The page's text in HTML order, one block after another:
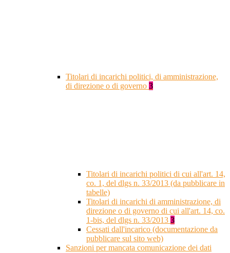
Titolari di incarichi politici, di amministrazione,
di direzione o di governo 3
Titolari di incarichi politici di cui all'art. 14,
co. 1, del dlgs n. 33/2013 (da pubblicare in
tabelle)
Titolari di incarichi di amministrazione, di
direzione o di governo di cui all'art. 14, co.
1-bis, del dlgs n. 33/2013 3
Cessati dall'incarico (documentazione da
pubblicare sul sito web)
Sanzioni per mancata comunicazione dei dati